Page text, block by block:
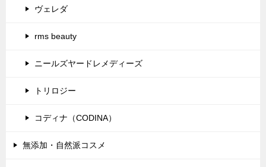
ヴェレダ
rms beauty
ニールズヤードレメディーズ
トリロジー
コディナ（CODINA）
無添加・自然派コスメ